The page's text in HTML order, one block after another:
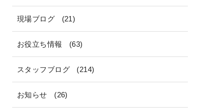
現場ブログ (21)
お役立ち情報 (63)
スタッフブログ (214)
お知らせ (26)